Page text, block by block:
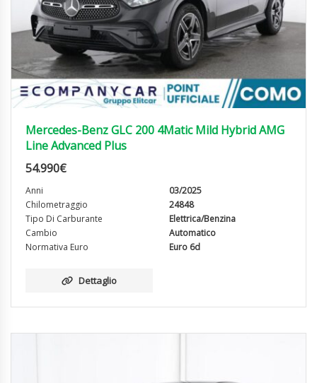
Mercedes-Benz GLC 200 4Matic Mild Hybrid AMG
Line Advanced Plus
54.990€
Anni
03/2025
Chilometraggio
24848
Tipo Di Carburante
Elettrica/Benzina
Cambio
Automatico
Normativa Euro
Euro 6d
Dettaglio